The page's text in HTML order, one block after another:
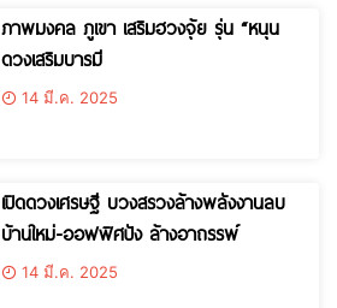
ภาพมงคล ภูเขา เสริมฮวงจุ้ย รุ่น “หนุน
ดวงเสริมบารมี
14 มี.ค. 2025
เปิดดวงเศรษฐี บวงสรวงล้างพลังงานลบ
บ้านใหม่-ออฟฟิศปัง ล้างอาถรรพ์
14 มี.ค. 2025